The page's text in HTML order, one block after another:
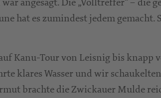
hat es zumindest jedem
Kanu-Tour von Leisnig bis knapp
klares Wasser und wir
brachte die Zwickauer Mulde